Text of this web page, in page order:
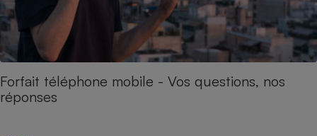
Forfait téléphone mobile - Vos questions, nos
réponses